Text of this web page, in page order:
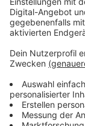
Kälte
diese
um die
zwischen der
Die Zeiten